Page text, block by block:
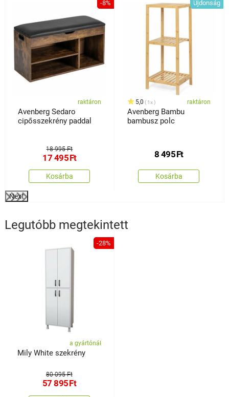
-8%
raktáron
Avenberg Sedaro
cipősszekrény paddal
18 995 Ft
17 495Ft
Kosárba
Újdonság
5,0 1x raktáron
Avenberg Bambu
bambusz polc
8 495Ft
Kosárba
Next
Legutóbb megtekintett
-28%
a gyártónál
Mily White szekrény
80 095 Ft
57 895Ft